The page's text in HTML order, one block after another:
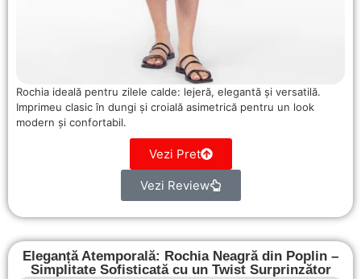
Rochia ideală pentru zilele calde: lejeră, elegantă și versatilă.
Imprimeu clasic în dungi și croială asimetrică pentru un look
modern și confortabil.
Vezi Pret
Vezi Review
Eleganță Atemporală: Rochia Neagră din Poplin –
Simplitate Sofisticată cu un Twist Surprinzător